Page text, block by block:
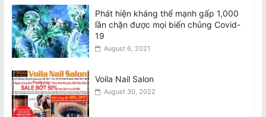
Phát hiện kháng thể mạnh gấp 1,000
lần chặn được mọi biến chủng Covid-
19
August 6, 2021
Voila Nail Salon
August 30, 2022